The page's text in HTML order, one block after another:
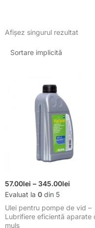
Afișez singurul rezultat
57.00lei – 345.00lei
57.00lei
până
la
Evaluat la 0 din 5
Ulei pentru pompe de vid –
Lubrifiere eficientă aparate
muls
57.00lei
până
la
345.00lei